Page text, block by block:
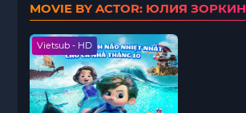
MOVIE BY ACTOR: ЮЛИЯ
Vietsub - HD